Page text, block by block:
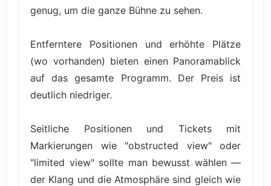
genug, um die ganze Bühne zu sehen.
Entferntere Positionen und erhöhte Plätze
(wo vorhanden) bieten einen Panoramablick
auf das gesamte Programm. Der Preis ist
deutlich niedriger.
Seitliche Positionen und Tickets mit
Markierungen wie "obstructed view" oder
"limited view" sollte man bewusst wählen —
der Klang und die Atmosphäre sind gleich wie